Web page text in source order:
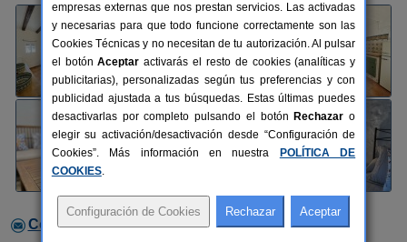
Contactar con el alojamiento
empresas externas que nos prestan servicios. Las activadas
y necesarias para que todo funcione correctamente son las
Cookies Técnicas y no necesitan de tu autorización. Al pulsar
el botónAceptar activarás el resto de cookies (analíticas y
publicitarias), personalizadas según tus preferencias y con
publicidad ajustada a tus búsquedas. Estas últimas puedes
desactivarlas por completo pulsando el botón Rechazar o
elegir su activación/desactivación desde “Configuración de
Cookies”. Más información en nuestra
POLÍTICA DE
COOKIES.